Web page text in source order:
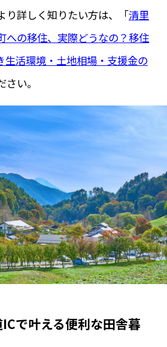
り詳しく知りたい方は、「清里
への移住、実際どうなの？移住
生活環境・土地相場・支援金の
い。
で叶える便利な田舎暮